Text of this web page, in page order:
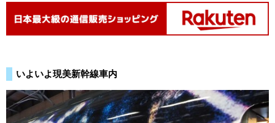
いよいよ現美新幹線車内